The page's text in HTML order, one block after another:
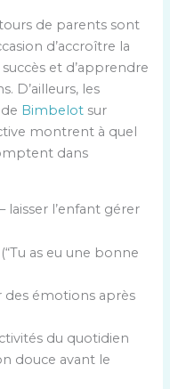
de parents sont
d’accroître la
et d’apprendre
D’ailleurs, les
Bimbelot sur
montrent à quel
dans
laisser l’enfant gérer
as eu une bonne
émotions après
du quotidien
douce avant le